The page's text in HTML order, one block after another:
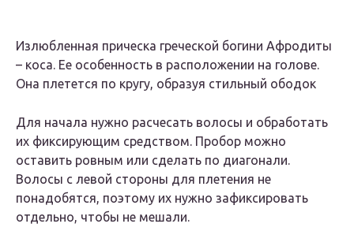
Излюбленная прическа греческой богини Афродиты
– коса. Ее особенность в расположении на голове.
Она плетется по кругу, образуя стильный ободок
Для начала нужно расчесать волосы и обработать
их фиксирующим средством. Пробор можно
оставить ровным или сделать по диагонали.
Волосы с левой стороны для плетения не
понадобятся, поэтому их нужно зафиксировать
отдельно, чтобы не мешали.